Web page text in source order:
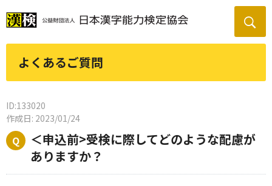
よくあるご質問
ID:133020
作成日: 2023/01/24
＜申込前>受検に際してどのような配慮が
ありますか？